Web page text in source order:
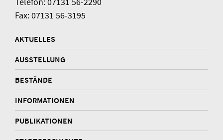
Fax: 07131 56-3195
AKTUELLES
AUSSTELLUNG
BESTÄNDE
INFORMATIONEN
PUBLIKATIONEN